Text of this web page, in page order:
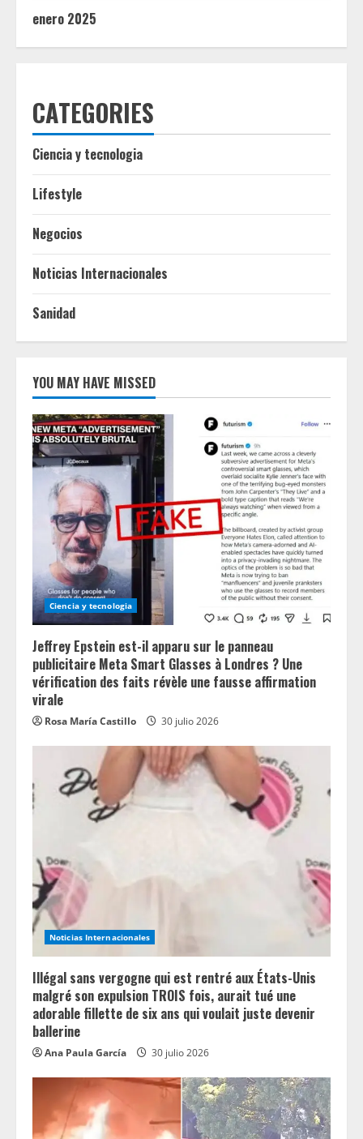
enero 2025
CATEGORIES
Ciencia y tecnologia
Lifestyle
Negocios
Noticias Internacionales
Sanidad
YOU MAY HAVE MISSED
Ciencia y tecnologia
Jeffrey Epstein est-il apparu sur le panneau
publicitaire Meta Smart Glasses à Londres ? Une
vérification des faits révèle une fausse affirmation
virale
Rosa María Castillo 30 julio 2026
Noticias Internacionales
Illégal sans vergogne qui est rentré aux États-Unis
malgré son expulsion TROIS fois, aurait tué une
adorable fillette de six ans qui voulait juste devenir
ballerine
Ana Paula García 30 julio 2026